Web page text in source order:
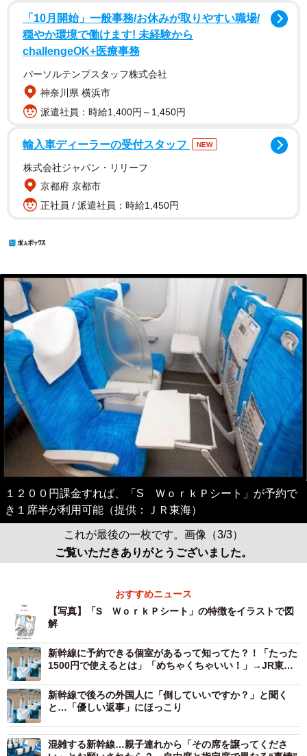
「10月開始」一般事務/お休みが取りやすい職場/
穏やか環境で働けます! 未経験から
challengeOK+医療事務
パーソルテンプスタッフ株式会社
神奈川県 横浜市
派遣社員：時給1,400円～1,450円
輸入車ディーラーの受付スタッフ NEW
株式会社ジャパン・リリーフ
京都府 京都市
正社員 / 派遣社員：時給1,450円
１２００円課金すれば、「S ＷｏｒｋＰシート」が予約で
き１席半が利用可能（提供：ＪＲ東海）
これが最後の一枚です。画像（3/3）
ご覧いただきありがとうございました。
おすすめニュース
【写真】「S ＷｏｒｋＰシート」の特徴をイラストで図
解
新幹線に予約できる個室があるって知ってた？！「たった
1500円で使えるとは」「めちゃくちゃいい！」→JR東海
新幹線で後ろの外国人に「倒していいですか？」と聞く
と…「優しい返事」にほっこり
混雑する新幹線…親子連れから「その席を譲ってくださ